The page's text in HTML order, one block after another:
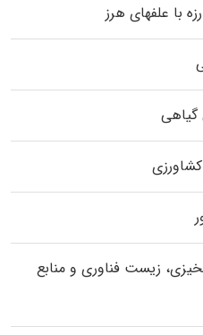
با علفهای هرز
گیاهی
زیست فناوری و منابع